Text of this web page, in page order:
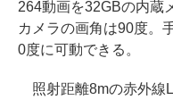
264動画を32GBの内蔵
カメラの画角は90度。
0度に可動できる。
照射距離8mの赤外線